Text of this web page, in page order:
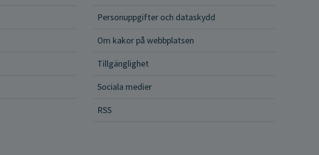
Personuppgifter och dataskydd
Om kakor på webbplatsen
Tillgänglighet
Sociala medier
RSS